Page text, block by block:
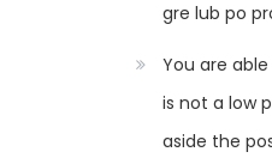
gre lub po
You are
is not a low
aside the